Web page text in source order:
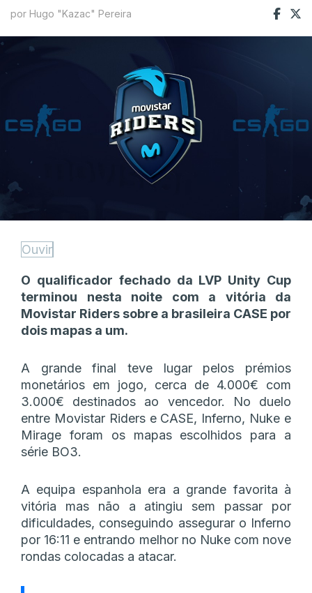
por Hugo "Kazac" Pereira
Ouvir
O qualificador fechado da LVP Unity Cup
terminou nesta noite com a vitória da
Movistar Riders sobre a brasileira CASE por
dois mapas a um.
A grande final teve lugar pelos prémios
monetários em jogo, cerca de 4.000€ com
3.000€ destinados ao vencedor. No duelo
entre Movistar Riders e CASE, Inferno, Nuke e
Mirage foram os mapas escolhidos para a
série BO3.
A equipa espanhola era a grande favorita à
vitória mas não a atingiu sem passar por
dificuldades, conseguindo assegurar o Inferno
por 16:11 e entrando melhor no Nuke com nove
rondas colocadas a atacar.